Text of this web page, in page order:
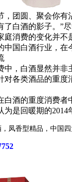
圆、聚会你有沾
了白酒的影子。”
费的变化并不是
白酒行业，在今
白酒显然并非主
对各类酒品的重
的重度消费者中
是回暖期的2014
，凤香型精品，中国